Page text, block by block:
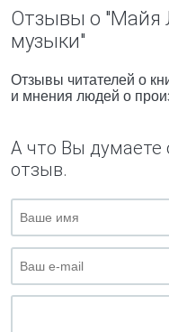
Отзывы о "Майя
музыки"
Отзывы читателей о
и мнения людей о
А что Вы думаете
отзыв.